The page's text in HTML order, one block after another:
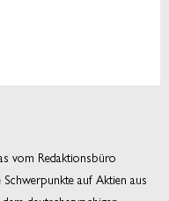
vom Redaktionsbüro
auf Aktien aus